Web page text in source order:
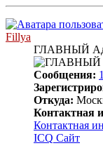
Fillya
ГЛАВНЫЙ
Сообщения:
Откуда:
Контактная
Контактная
ICQ Сайт